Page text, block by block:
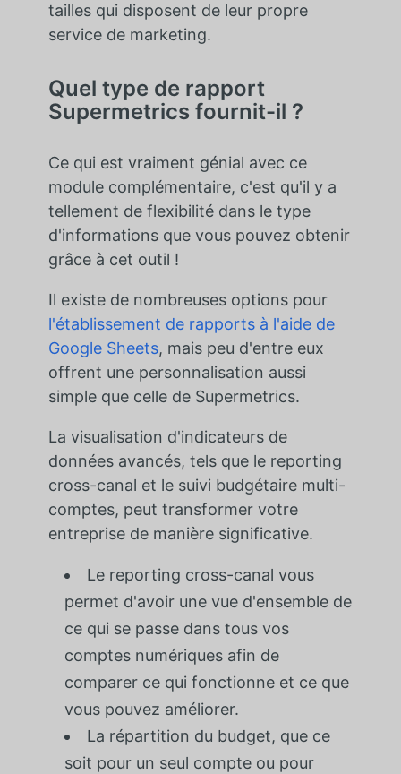
tailles qui disposent de leur propre
service de marketing.
Quel type de rapport
Supermetrics fournit-il ?
Ce qui est vraiment génial avec ce
module complémentaire, c'est qu'il y a
tellement de flexibilité dans le type
d'informations que vous pouvez obtenir
grâce à cet outil !
Il existe de nombreuses options pour
l'établissement de rapports à l'aide de
Google Sheets, mais peu d'entre eux
offrent une personnalisation aussi
simple que celle de Supermetrics.
La visualisation d'indicateurs de
données avancés, tels que le reporting
cross-canal et le suivi budgétaire multi-
comptes, peut transformer votre
entreprise de manière significative.
Le reporting cross-canal vous
permet d'avoir une vue d'ensemble de
ce qui se passe dans tous vos
comptes numériques afin de
comparer ce qui fonctionne et ce que
vous pouvez améliorer.
La répartition du budget, que ce
soit pour un seul compte ou pour